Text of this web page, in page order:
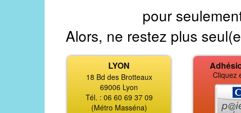
pour
Alors, ne restez plus
LYON
18 Bd des Brotteaux
69006 Lyon
Tél. : 06 60 69 37 09
(Métro Masséna)
Cliquez